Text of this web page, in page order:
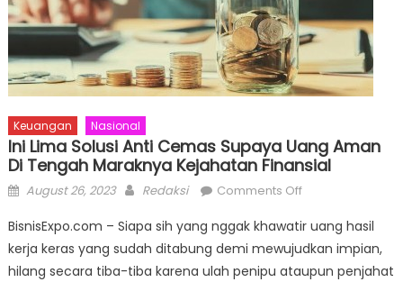
Keuangan Nasional
Ini Lima Solusi Anti Cemas Supaya Uang Aman
Di Tengah Maraknya Kejahatan Finansial
Posted
August 26, 2023 Author
Redaksi Comments Offon
Lima
Solusi
Anti
BisnisExpo.com – Siapa sih yang nggak khawatir uang hasil
kerja keras yang sudah ditabung demi mewujudkan impian,
hilang secara tiba-tiba karena ulah penipu ataupun penjahat